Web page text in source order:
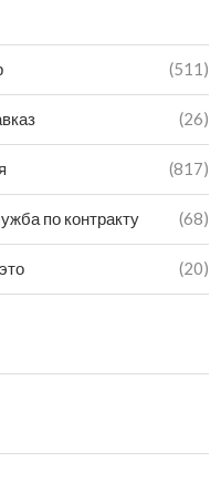
(511)
(26)
(817)
по контракту (68)
(20)